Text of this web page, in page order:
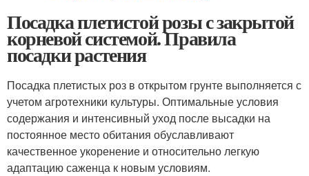
Посадка плетистой розы с закрытой
корневой системой. Правила
посадки растения
Посадка плетистых роз в открытом грунте выполняется с
учетом агротехники культуры. Оптимальные условия
содержания и интенсивный уход после высадки на
постоянное место обитания обуславливают
качественное укоренение и относительно легкую
адаптацию саженца к новым условиям.